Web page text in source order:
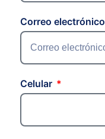
Correo electrónico
Celular